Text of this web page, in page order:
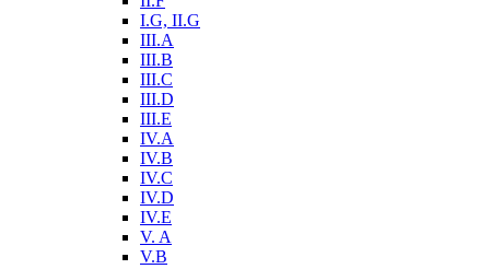
I.G, II.G
III.A
III.B
III.C
III.D
III.E
IV.A
IV.B
IV.C
IV.D
IV.E
V. A
V.B